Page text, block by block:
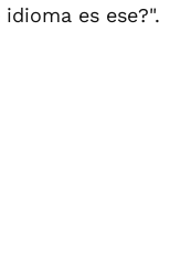
idioma es ese?".